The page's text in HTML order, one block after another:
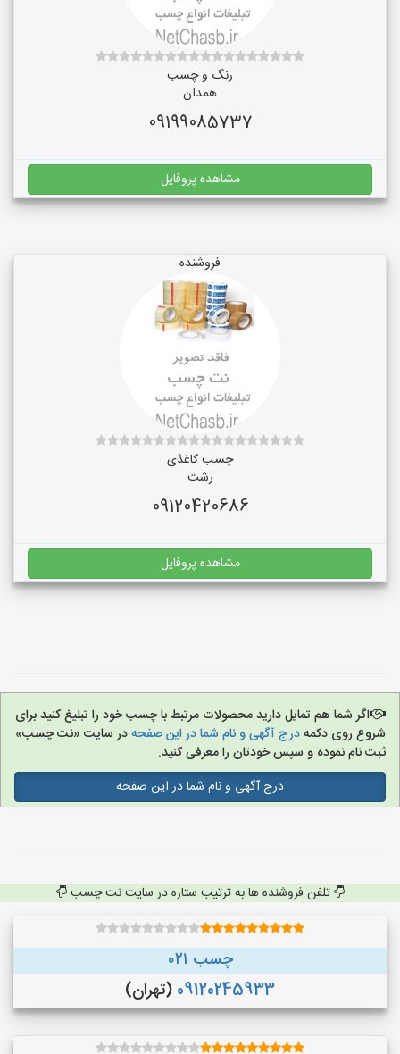
رنگ و چسب
همدان
09199085737
مشاهده پروفایل
فروشنده
چسب کاغذی
رشت
09120420686
مشاهده پروفایل
اگر شما هم تمایل دارید محصولات مرتبط با چسب خود را تبلیغ کنید برای
شروع روی دکمهدرج آگهی و نام شما در این صفحهدر سایت «نت چسب»
ثبت نام نموده و سپس خودتان را معرفی کنید.
درج آگهی و نام شما در این صفحه
تلفن فروشنده ها به ترتیب ستاره در سایت نت چسب
چسب ۰۲۱
09120245933 (تهران)